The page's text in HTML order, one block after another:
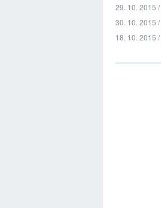
29. 10. 2015 /
30. 10. 2015 /
18. 10. 2015 /